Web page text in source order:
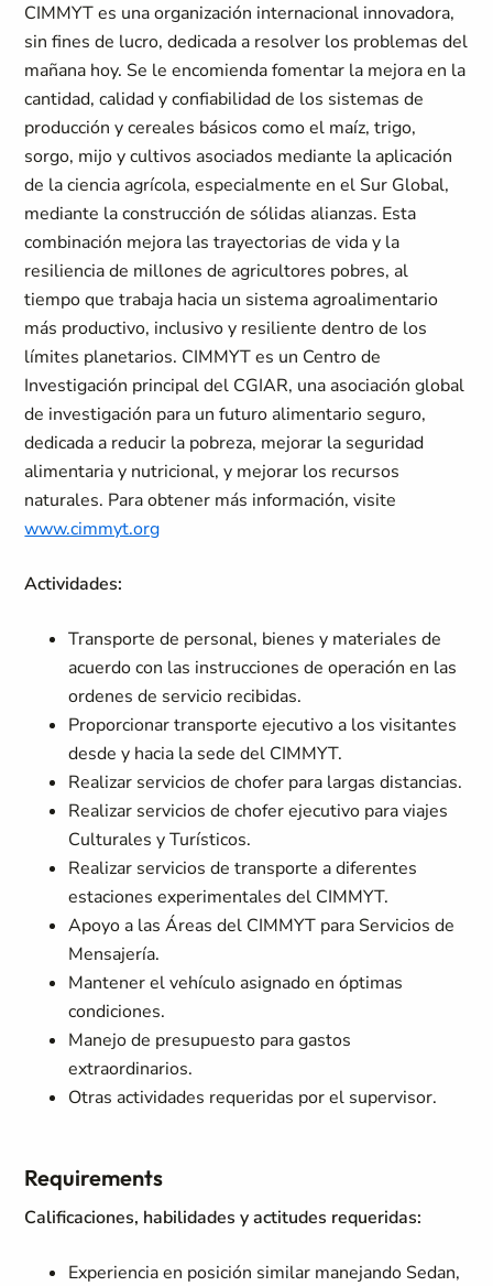
CIMMYT es una organización internacional innovadora,
sin fines de lucro, dedicada a resolver los problemas del
mañana hoy. Se le encomienda fomentar la mejora en la
cantidad, calidad y confiabilidad de los sistemas de
producción y cereales básicos como el maíz, trigo,
sorgo, mijo y cultivos asociados mediante la aplicación
de la ciencia agrícola, especialmente en el Sur Global,
mediante la construcción de sólidas alianzas. Esta
combinación mejora las trayectorias de vida y la
resiliencia de millones de agricultores pobres, al
tiempo que trabaja hacia un sistema agroalimentario
más productivo, inclusivo y resiliente dentro de los
límites planetarios. CIMMYT es un Centro de
Investigación principal del CGIAR, una asociación global
de investigación para un futuro alimentario seguro,
dedicada a reducir la pobreza, mejorar la seguridad
alimentaria y nutricional, y mejorar los recursos
naturales. Para obtener más información, visite
www.cimmyt.org
Actividades:
Transporte de personal, bienes y materiales de
acuerdo con las instrucciones de operación en las
ordenes de servicio recibidas.
Proporcionar transporte ejecutivo a los visitantes
desde y hacia la sede del CIMMYT.
Realizar servicios de chofer para largas distancias.
Realizar servicios de chofer ejecutivo para viajes
Culturales y Turísticos.
Realizar servicios de transporte a diferentes
estaciones experimentales del CIMMYT.
Apoyo a las Áreas del CIMMYT para Servicios de
Mensajería.
Mantener el vehículo asignado en óptimas
condiciones.
Manejo de presupuesto para gastos
extraordinarios.
Otras actividades requeridas por el supervisor.
Requirements
Calificaciones, habilidades y actitudes requeridas:
Experiencia en posición similar manejando Sedan,